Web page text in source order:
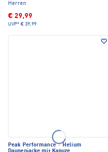
Herren
€ 29,99
UVP* € 39,99
Peak Performance·Helium